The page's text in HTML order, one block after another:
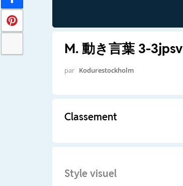
M. 動き言葉 3-3jpsv
par Kodurestockholm
Classement
Style visuel